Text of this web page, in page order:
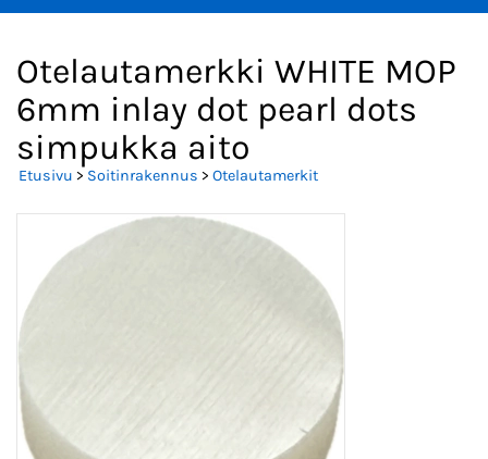
Otelautamerkki WHITE MOP
6mm inlay dot pearl dots
simpukka aito
Etusivu > Soitinrakennus > Otelautamerkit